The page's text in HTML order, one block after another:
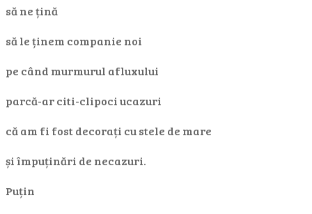
să ne țină
să le ținem companie noi
pe când murmurul afluxului
parcă-ar citi-clipoci ucazuri
că am fi fost decorați cu stele de mare
și împuținări de necazuri.
Puțin